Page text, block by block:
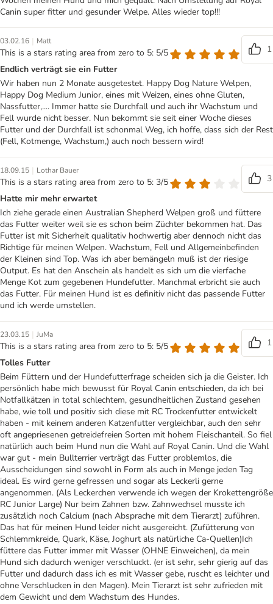
Canin super fitter und gesunder Welpe. Alles wieder top!!!
03.02.16 | Matt
This is a stars rating area from zero to 5: 5/5
1
Endlich verträgt sie ein Futter
Wir haben nun 2 Monate ausgetestet. Happy Dog Nature Welpen,
Happy Dog Medium Junior, eines mit Weizen, eines ohne Gluten,
Nassfutter,.... Immer hatte sie Durchfall und auch ihr Wachstum und
Fell wurde nicht besser. Nun bekommt sie seit einer Woche dieses
Futter und der Durchfall ist schonmal Weg, ich hoffe, dass sich der Rest
(Fell, Kotmenge, Wachstum,) auch noch bessern wird!
18.09.15 | Lothar Bauer
This is a stars rating area from zero to 5: 3/5
3
Hatte mir mehr erwartet
Ich ziehe gerade einen Australian Shepherd Welpen groß und füttere
das Futter weiter weil sie es schon beim Züchter bekommen hat. Das
Futter ist mit Sicherheit qualitativ hochwertig aber dennoch nicht das
Richtige für meinen Welpen. Wachstum, Fell und Allgemeinbefinden
der Kleinen sind Top. Was ich aber bemängeln muß ist der riesige
Output. Es hat den Anschein als handelt es sich um die vierfache
Menge Kot zum gegebenen Hundefutter. Manchmal erbricht sie auch
das Futter. Für meinen Hund ist es definitiv nicht das passende Futter
und ich werde umstellen.
23.03.15 | JuMa
This is a stars rating area from zero to 5: 5/5
1
Tolles Futter
Beim Füttern und der Hundefutterfrage scheiden sich ja die Geister. Ich
persönlich habe mich bewusst für Royal Canin entschieden, da ich bei
Notfallkätzen in total schlechtem, gesundheitlichen Zustand gesehen
habe, wie toll und positiv sich diese mit RC Trockenfutter entwickelt
haben - mit keinem anderen Katzenfutter vergleichbar, auch den sehr
oft angepriesenen getreidefreien Sorten mit hohem Fleischanteil. So fiel
natürlich auch beim Hund nun die Wahl auf Royal Canin. Und die Wahl
war gut - mein Bullterrier verträgt das Futter problemlos, die
Ausscheidungen sind sowohl in Form als auch in Menge jeden Tag
ideal. Es wird gerne gefressen und sogar als Leckerli gerne
angenommen. (Als Leckerchen verwende ich wegen der Krokettengröße
RC Junior Large) Nur beim Zahnen bzw. Zahnwechsel musste ich
zusätzlich noch Calcium (nach Absprache mit dem Tierarzt) zuführen.
Das hat für meinen Hund leider nicht ausgereicht. (Zufütterung von
Schlemmkreide, Quark, Käse, Joghurt als natürliche Ca-Quellen)Ich
füttere das Futter immer mit Wasser (OHNE Einweichen), da mein
Hund sich dadurch weniger verschluckt. (er ist sehr, sehr gierig auf das
Futter und dadurch dass ich es mit Wasser gebe, ruscht es leichter und
ohne Verschlucken in den Magen). Mein Tierarzt ist sehr zufrieden mit
dem Gewicht und dem Wachstum des Hundes.